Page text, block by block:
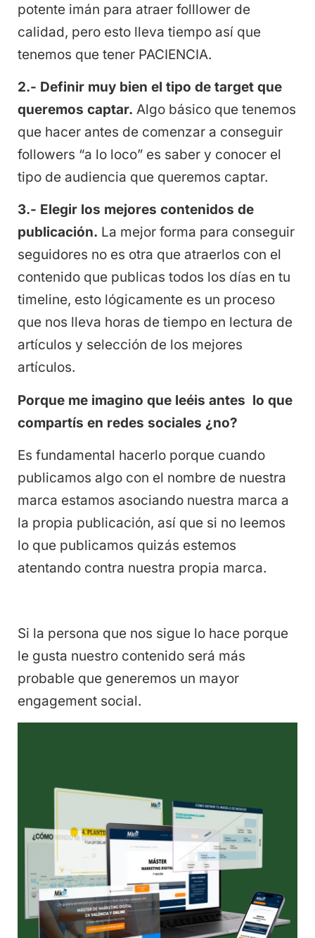
potente imán para atraer folllower de
calidad, pero esto lleva tiempo así que
tenemos que tener PACIENCIA.
2.- Definir muy bien el tipo de target que
queremos captar. Algo básico que tenemos
que hacer antes de comenzar a conseguir
followers “a lo loco” es saber y conocer el
tipo de audiencia que queremos captar.
3.- Elegir los mejores contenidos de
publicación. La mejor forma para conseguir
seguidores no es otra que atraerlos con el
contenido que publicas todos los días en tu
timeline, esto lógicamente es un proceso
que nos lleva horas de tiempo en lectura de
artículos y selección de los mejores
artículos.
Porque me imagino que leéis antes lo que
compartís en redes sociales ¿no?
Es fundamental hacerlo porque cuando
publicamos algo con el nombre de nuestra
marca estamos asociando nuestra marca a
la propia publicación, así que si no leemos
lo que publicamos quizás estemos
atentando contra nuestra propia marca.
Si la persona que nos sigue lo hace porque
le gusta nuestro contenido será más
probable que generemos un mayor
engagement social.